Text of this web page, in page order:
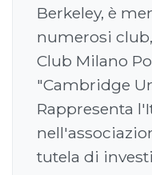
Berkeley, è
numerosi
Club Milano
"Cambridge
Rappresenta
tutela di